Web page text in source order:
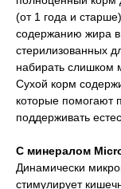
(от 1 года и
содержанию жира
стерилизованных
набирать слишком
Сухой корм
которые помогают
поддерживать
С минералом
Динамически
стимулирует